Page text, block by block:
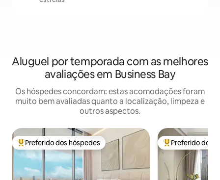
Aluguel por temporada com as melhores
avaliações em Business Bay
Os hóspedes concordam: estas acomodações foram
muito bem avaliadas quanto a localização, limpeza e
outros aspectos.
Entre os melhores preferidos dos hóspedes
Preferido dos hóspedes Entre os
Preferido dos